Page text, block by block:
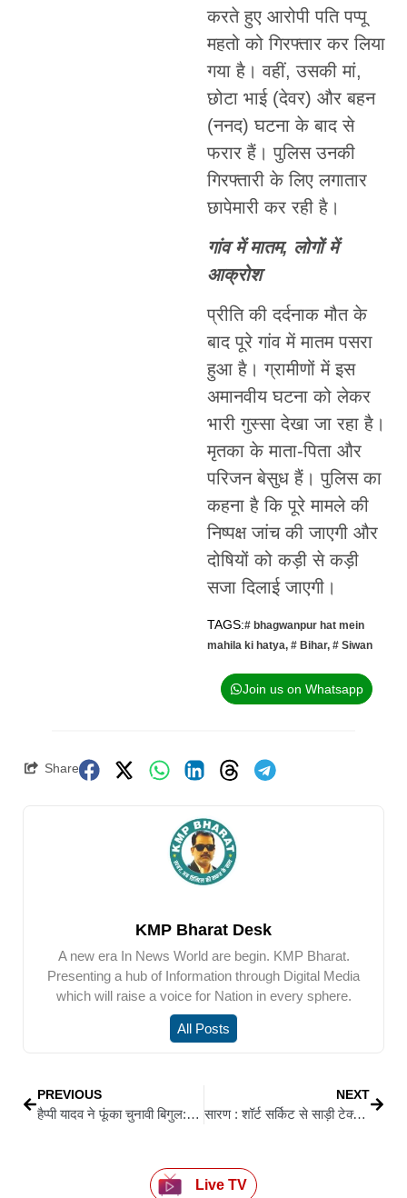
करते हुए आरोपी पति पप्पू
महतो को गिरफ्तार कर लिया
गया है। वहीं, उसकी मां,
छोटा भाई (देवर) और बहन
(ननद) घटना के बाद से
फरार हैं। पुलिस उनकी
गिरफ्तारी के लिए लगातार
छापेमारी कर रही है।
गांव में मातम, लोगों में
आक्रोश
प्रीति की दर्दनाक मौत के
बाद पूरे गांव में मातम पसरा
हुआ है। ग्रामीणों में इस
अमानवीय घटना को लेकर
भारी गुस्सा देखा जा रहा है।
मृतका के माता-पिता और
परिजन बेसुध हैं। पुलिस का
कहना है कि पूरे मामले की
निष्पक्ष जांच की जाएगी और
दोषियों को कड़ी से कड़ी
सजा दिलाई जाएगी।
TAGS:# bhagwanpur hat mein
mahila ki hatya, # Bihar, # Siwan
Join us on Whatsapp
Share
KMP Bharat Desk
A new era In News World are begin. KMP Bharat.
Presenting a hub of Information through Digital Media
which will raise a voice for Nation in every sphere.
All Posts
PREVIOUS
हैप्पी यादव ने फूंका चुनावी बिगुल: अवध बिहारी को 25 हजार से ज्यादा वोटों से हराने का दावा
NEXT
सारण : शॉर्ट सर्किट से साड़ी टेक्सटाइल फैक्ट्री में लगी भीषण आग, लाखों की सामग्री खाक
Live TV